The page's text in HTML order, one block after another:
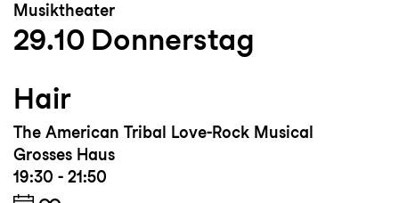
Musiktheater
29.10 Donnerstag
Hair
The American Tribal Love-Rock Musical
Grosses Haus
19:30 - 21:50